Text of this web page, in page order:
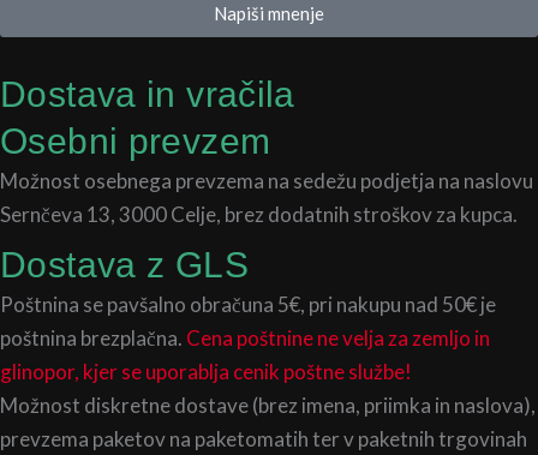
Napiši mnenje
Dostava in vračila
Osebni prevzem
Možnost osebnega prevzema na sedežu podjetja na naslovu
Sernčeva 13, 3000 Celje, brez dodatnih stroškov za kupca.
Dostava z GLS
Poštnina se pavšalno obračuna 5€, pri nakupu nad 50€ je
poštnina brezplačna. Cena poštnine ne velja za zemljo in
glinopor, kjer se uporablja cenik poštne službe!
Možnost diskretne dostave (brez imena, priimka in naslova),
prevzema paketov na paketomatih ter v paketnih trgovinah